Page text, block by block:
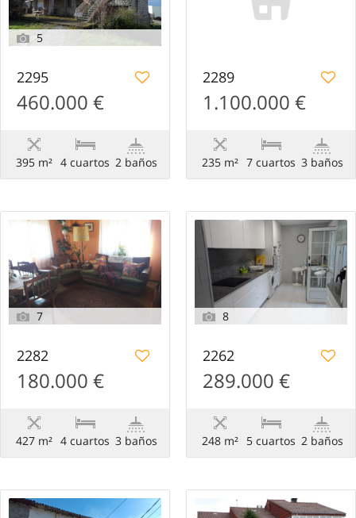
5
2295
460.000 €
395 m² 4 сuartos 2 baños
2289
1.100.000 €
235 m² 7 сuartos 3 baños
7
2282
180.000 €
427 m² 4 сuartos 3 baños
8
2262
289.000 €
248 m² 5 сuartos 2 baños